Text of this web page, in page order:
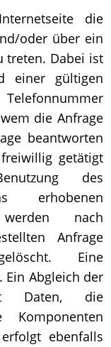
die
oder über ein
treten. Dabei ist
einer gültigen
die Anfrage
beantworten
getätigt
des
erhobenen
werden nach
Anfrage
Eine
Abgleich der
Daten, die
Komponenten
ebenfalls